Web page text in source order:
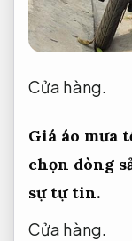
Cửa hàng.
Giá áo mưa
chọn dòng
sự tự tin.
Cửa hàng.